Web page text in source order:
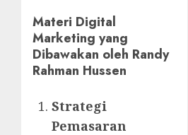
Materi Digital
Marketing yang
Dibawakan oleh Randy
Rahman Hussen
Strategi
Pemasaran